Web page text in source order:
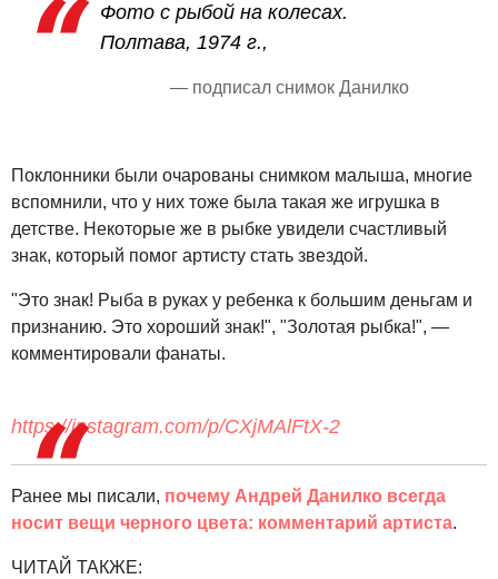
Фото с рыбой на колесах.
Полтава, 1974 г.,
— подписал снимок Данилко
Поклонники были очарованы снимком малыша, многие
вспомнили, что у них тоже была такая же игрушка в
детстве. Некоторые же в рыбке увидели счастливый
знак, который помог артисту стать звездой.
"Это знак! Рыба в руках у ребенка к большим деньгам и
признанию. Это хороший знак!", "Золотая рыбка!", —
комментировали фанаты.
https://instagram.com/p/CXjMAlFtX-2
Ранее мы писали, почему Андрей Данилко всегда
носит вещи черного цвета: комментарий артиста.
ЧИТАЙ ТАКЖЕ: